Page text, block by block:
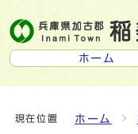
ホーム
現在位置 ホーム